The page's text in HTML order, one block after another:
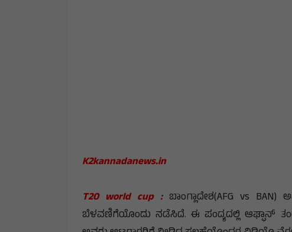
K2kannadanews.in
T20 world cup : ಬಾಂಗ್ಲಾದೇಶ(AFG vs
ಬೆಳವಣಿಗೆಯೊಂದು ನಡೆಸಿದೆ. ಈ ಪಂದ್ಯದಲ್ಲಿ ಆಘ್ಫಾನ್​